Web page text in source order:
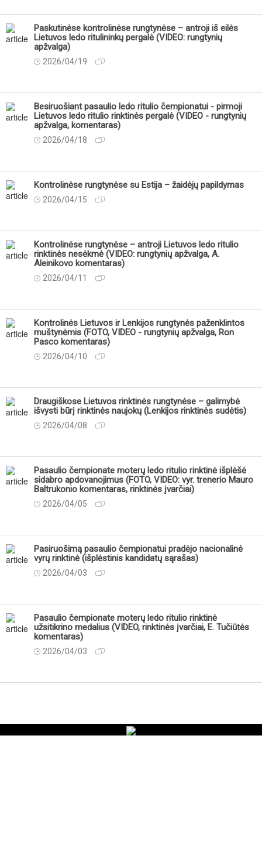
Paskutinėse kontrolinėse rungtynėse – antroji iš eilės
Lietuvos ledo ritulininkų pergalė (VIDEO: rungtynių
apžvalga)
2026/04/19
Besiruošiant pasaulio ledo ritulio čempionatui - pirmoji
Lietuvos ledo ritulio rinktinės pergalė (VIDEO - rungtynių
apžvalga, komentaras)
2026/04/18
Kontrolinėse rungtynėse su Estija – žaidėjų papildymas
2026/04/15
Kontrolinėse rungtynėse – antroji Lietuvos ledo ritulio
rinktinės nesėkmė (VIDEO: rungtynių apžvalga, A.
Aleinikovo komentaras)
2026/04/11
Kontrolinės Lietuvos ir Lenkijos rungtynės paženklintos
muštynėmis (FOTO, VIDEO - rungtynių apžvalga, Ron
Pasco komentaras)
2026/04/10
Draugiškose Lietuvos rinktinės rungtynėse – galimybė
išvysti būrį rinktinės naujokų (Lenkijos rinktinės sudėtis)
2026/04/08
Pasaulio čempionate moterų ledo ritulio rinktinė išplėšė
sidabro apdovanojimus (FOTO, VIDEO: vyr. trenerio Mauro
Baltrukonio komentaras, rinktinės įvarčiai)
2026/04/05
Pasiruošimą pasaulio čempionatui pradėjo nacionalinė
vyrų rinktinė (išplėstinis kandidatų sąrašas)
2026/04/03
Pasaulio čempionate moterų ledo ritulio rinktinė
užsitikrino medalius (VIDEO, rinktinės įvarčiai, E. Tučiūtės
komentaras)
2026/04/03